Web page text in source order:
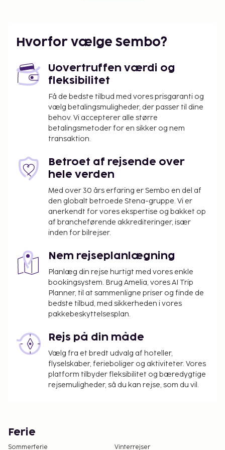
Hvorfor vælge Sembo?
Uovertruffen værdi og
fleksibilitet
Få de bedste tilbud med vores prisgaranti og
vælg betalingsmuligheder, der passer til dine
behov. Vi accepterer alle større
betalingsmetoder for en sikker og nem
transaktion.
Betroet af rejsende over
hele verden
Med over 30 års erfaring er Sembo en del af
den globalt betroede Stena-gruppe. Vi er
anerkendt for vores ekspertise og bakket op
af brancheførende akkrediteringer, især
inden for bilrejser.
Nem rejseplanlægning
Planlæg din rejse hurtigt med vores enkle
bookingsystem. Brug Amelia, vores AI Trip
Planner, til at sammenligne priser og finde de
bedste tilbud, med sikkerheden i vores
pakkebeskyttelsesplan.
Rejs på din måde
Vælg fra et bredt udvalg af hoteller,
flyselskaber, ferieboliger og aktiviteter. Vores
platform tilbyder fleksibilitet og bæredygtige
rejsemuligheder, så du kan rejse, som du vil.
Ferie
Sommerferie
Vinterrejser